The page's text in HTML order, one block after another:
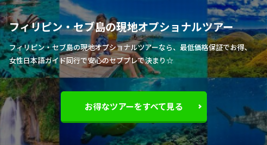
フィリピン・セブ島の現地オプショナルツアー
フィリピン・セブ島の現地オプショナルツアーなら、最低価格保証でお得、
女性日本語ガイド同行で安心のセブプレで決まり☆
お得なツアーをすべて見る